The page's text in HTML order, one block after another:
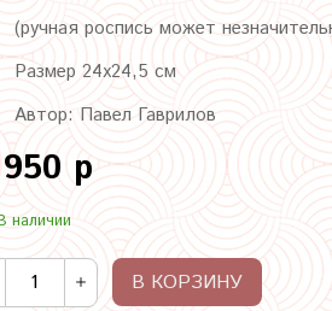
(ручная роспись может
Размер 24х24,5 см
Автор: Павел Гаврилов
р
наличии
В КОРЗИНУ